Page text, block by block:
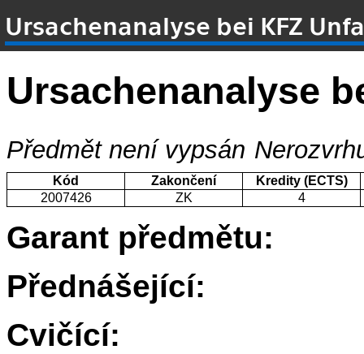
Ursachenanalyse bei KFZ
Ursachenanalyse
Předmět není vypsán
Kód Zakončení
Kredity (ECTS)
2007426
ZK 4
Garant předmětu:
Přednášející:
Cvičící: